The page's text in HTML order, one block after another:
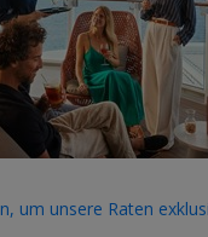
um unsere Raten